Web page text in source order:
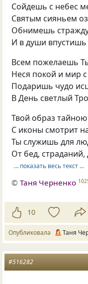
Сойдешь с небес
Святым сияньем
Обнимешь
И в души впустишь
Всем пожелаешь
Неся покой и мир
Подаришь чудо
В День светлый
Твой образ
С иконы смотрит
Ты служишь для
От бед, страданий,
… показать весь текст …
©Таня Черненко
10
Опубликовала Таня
#516282